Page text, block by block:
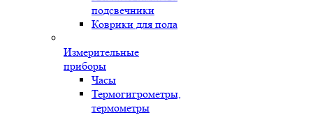
подсвечники
Коврики для пола
Измерительные
приборы
Часы
Термогигрометры,
термометры